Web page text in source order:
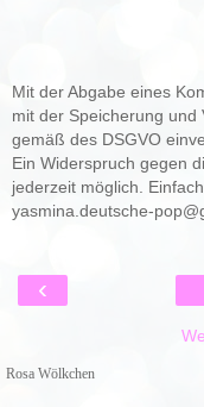
Mit der Abgabe eines
mit der Speicherung und
gemäß des DSGVO
Ein Widerspruch gegen
jederzeit möglich.
yasmina.deutsche-
‹
Rosa Wölkchen